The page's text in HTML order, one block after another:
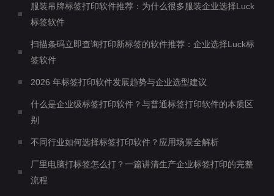
服装吊牌标签打印软件推荐：为什么很多服装企业选择Luck
标签软件
扫描条码立即查询打印新标签的软件推荐：企业选择Luck标
签软件
2026 年标签打印软件发展趋势与企业选型建议
什么是企业级标签打印软件？与普通标签打印软件的本质区
别
不同行业如何选择标签打印软件？应用场景全解析
厂里电脑打标签怎么打？一篇讲清生产企业标签打印的完整
流程